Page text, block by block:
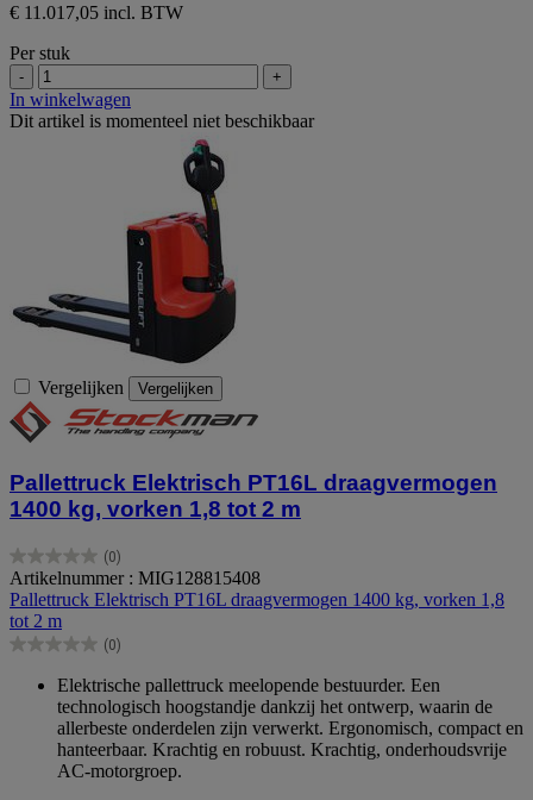
€ 11.017,05 incl. BTW
Per stuk
- +
In winkelwagen
Dit artikel is momenteel niet beschikbaar
Vergelijken Vergelijken
Pallettruck Elektrisch PT16L draagvermogen
1400 kg, vorken 1,8 tot 2 m
(0)
0.0
van
de
5
sterren.
Artikelnummer : MIG128815408
Pallettruck Elektrisch PT16L draagvermogen 1400 kg, vorken 1,8
tot 2 m
(0)
0.0
sterren.
Elektrische pallettruck meelopende bestuurder. Een
technologisch hoogstandje dankzij het ontwerp, waarin de
allerbeste onderdelen zijn verwerkt. Ergonomisch, compact en
hanteerbaar. Krachtig en robuust. Krachtig, onderhoudsvrije
AC-motorgroep.